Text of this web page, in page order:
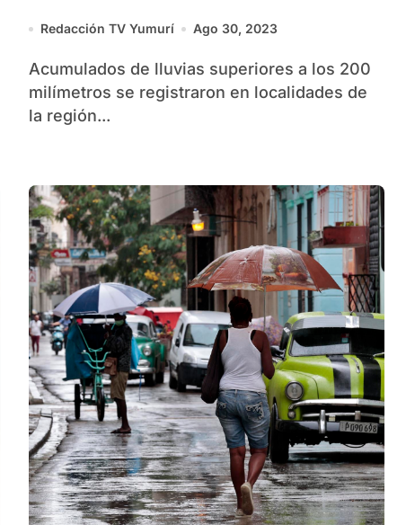
occidental
Redacción TV Yumurí Ago 30, 2023
Acumulados de lluvias superiores a los 200
milímetros se registraron en localidades de
la región...